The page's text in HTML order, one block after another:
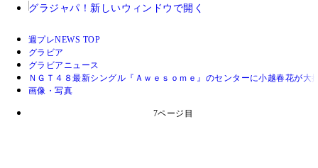
グラジャパ！ 新しいウィンドウで開く
週プレNEWS TOP
グラビア
グラビアニュース
ＮＧＴ４８最新シングル『Ａｗｅｓｏｍｅ』のセンターに小越春花が
画像・写真
7ページ目